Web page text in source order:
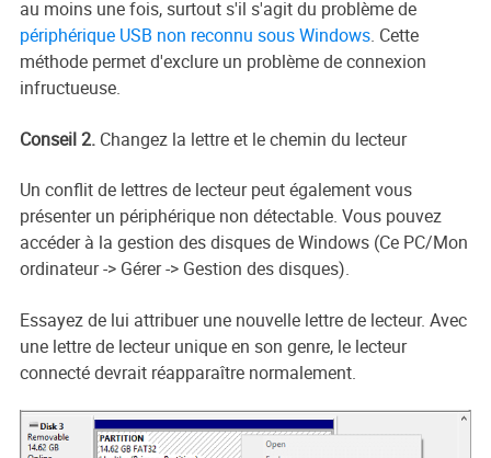
au moins une fois, surtout s'il s'agit du problème de
périphérique USB non reconnu sous Windows. Cette
méthode permet d'exclure un problème de connexion
infructueuse.
Conseil 2. Changez la lettre et le chemin du lecteur
Un conflit de lettres de lecteur peut également vous
présenter un périphérique non détectable. Vous pouvez
accéder à la gestion des disques de Windows (Ce PC/Mon
ordinateur -> Gérer -> Gestion des disques).
Essayez de lui attribuer une nouvelle lettre de lecteur. Avec
une lettre de lecteur unique en son genre, le lecteur
connecté devrait réapparaître normalement.